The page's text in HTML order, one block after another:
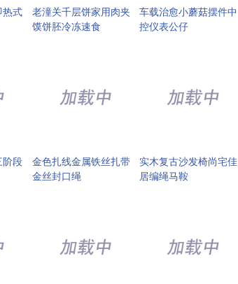
热式
老潼关千层饼家用肉夹
馍饼胚冷冻速食
车载治愈小蘑菇摆件中
控仪表公仔
阶段
金色扎线金属铁丝扎带
金丝封口绳
实木复古沙发椅尚宅佳
居编绳马鞍